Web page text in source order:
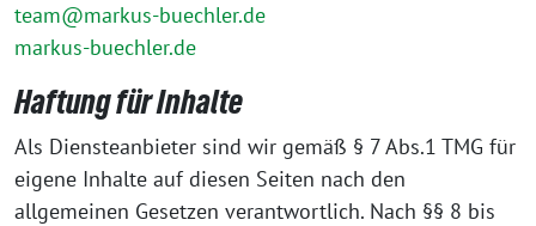
team@markus-buechler.de
markus-buechler.de
Haftung für Inhalte
Als Diensteanbieter sind wir gemäß § 7 Abs.1 TMG für
eigene Inhalte auf diesen Seiten nach den
allgemeinen Gesetzen verantwortlich. Nach §§ 8 bis